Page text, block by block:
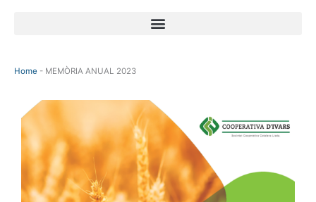
Menu
Home - MEMÒRIA ANUAL 2023